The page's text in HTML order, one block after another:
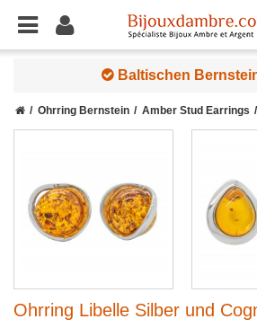
Baltischen
Ohrring Bernstein Amber Stud Earrings
Ohrring Libelle Silber und